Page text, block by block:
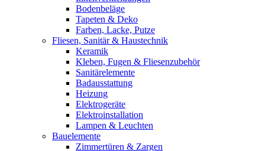
Bodenbeläge
Tapeten & Deko
Farben, Lacke, Putze
Fliesen, Sanitär & Haustechnik
Keramik
Kleben, Fugen & Fliesenzubehör
Sanitärelemente
Badausstattung
Heizung
Elektrogeräte
Elektroinstallation
Lampen & Leuchten
Bauelemente
Zimmertüren & Zargen